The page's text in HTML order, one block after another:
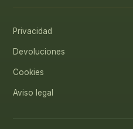
Privacidad
Devoluciones
Cookies
Aviso legal